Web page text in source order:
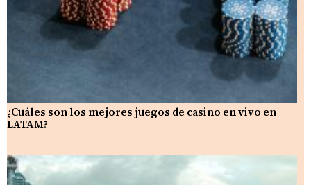
¿Cuáles son los mejores juegos de casino en vivo en
LATAM?